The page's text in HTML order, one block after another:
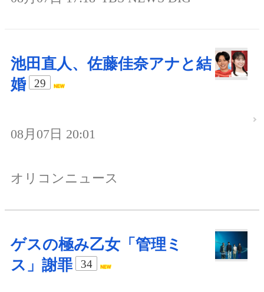
池田直人、佐藤佳奈アナと結
婚
29
08月07日 20:01
オリコンニュース
ゲスの極み乙女「管理ミ
ス」謝罪
34